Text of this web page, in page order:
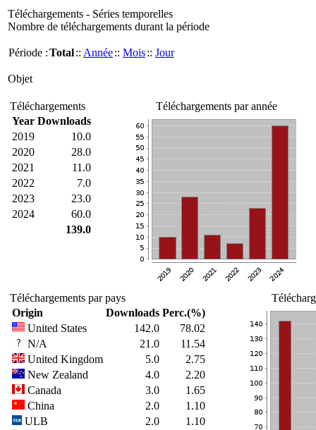
Téléchargements - Séries temporelles
Nombre de téléchargements durant la période
Période :Total:: Année:: Mois:: Jour
Objet
Téléchargements
Year Downloads
2019
10.0
2020
28.0
2021
11.0
2022
7.0
2023
23.0
2024
60.0
139.0
Téléchargements par année
Téléchargements par pays
Origin
Downloads Perc.(%)
United States
142.0
78.02
N/A
21.0
11.54
United Kingdom
5.0
2.75
New Zealand
4.0
2.20
Canada
3.0
1.65
China
2.0
1.10
ULB
2.0
1.10